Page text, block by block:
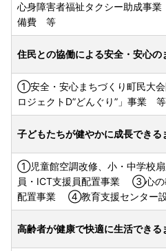
心身障害者福祉タクシー助成
備費 等
住民との協働による安全・安心の
①安全・安心まちづくり町民
ロジェクトD”どんぐり”」事業 等
子どもたちが健やかに成長できる
①児童館空調改修、小・中学校
員・ICT支援員配置事業 ③心の
配置事業 ④教育支援センター
高齢者が健康で快適に生活できる